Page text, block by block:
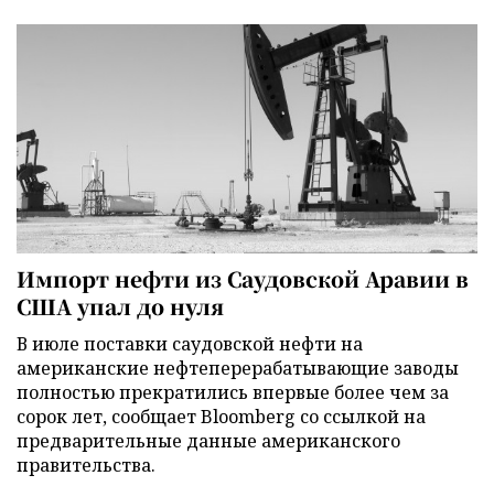
Импорт нефти из Саудовской Аравии в
США упал до нуля
В июле поставки саудовской нефти на
американские нефтеперерабатывающие заводы
полностью прекратились впервые более чем за
сорок лет, сообщает Bloomberg со ссылкой на
предварительные данные американского
правительства.